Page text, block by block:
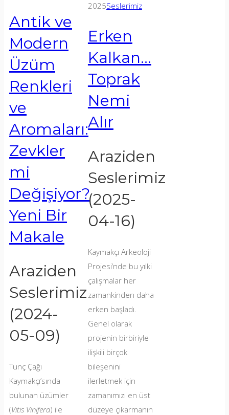
Antik ve
Modern
Üzüm
Renkleri
ve
Aromaları:
Zevkler
mi
Değişiyor?
Yeni Bir
Makale
Araziden
Seslerimiz
(2024-
05-09)
Tunç Çağı
Kaymakçı’sında
bulunan üzümler
(Vitis Vinifera) ile
2025Seslerimiz
Erken
Kalkan…
Toprak
Nemi
Alır
Araziden
Seslerimiz
(2025-
04-16)
Kaymakçı Arkeoloji
Projesi’nde bu yılki
çalışmalar her
zamankinden daha
erken başladı.
Genel olarak
projenin birbiriyle
ilişkili birçok
bileşenini
ilerletmek için
zamanımızı en üst
düzeye çıkarmanın